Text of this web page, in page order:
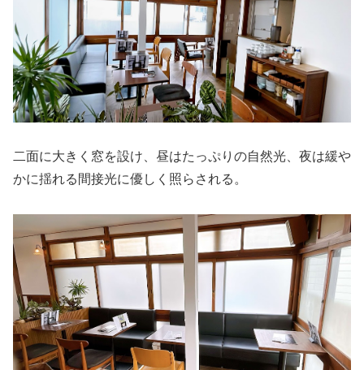
二面に大きく窓を設け、昼はたっぷりの自然光、夜は緩や
かに揺れる間接光に優しく照らされる。